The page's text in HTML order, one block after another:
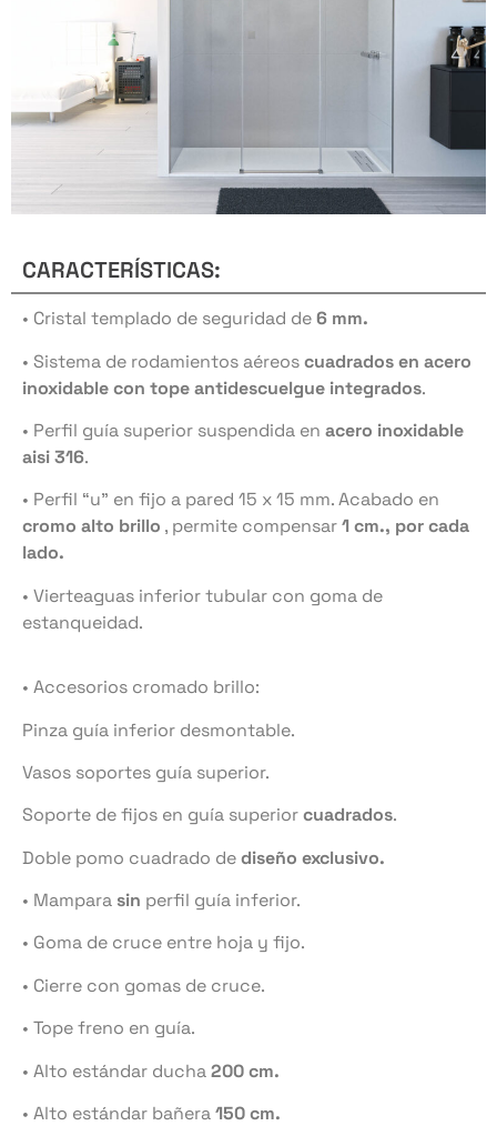
CARACTERÍSTICAS:
• Cristal templado de seguridad de6 mm.
• Sistema de rodamientos aéreoscuadrados en acero
inoxidable con tope antidescuelgue integrados.
• Perfil guía superior suspendida en acero inoxidable
aisi 316.
• Perfil “u” en fijo a pared 15 x 15 mm. Acabado en
cromo alto brillo , permite compensar1 cm., por cada
lado.
• Vierteaguas inferior tubular con goma de
estanqueidad.
• Accesorios cromado brillo:
Pinza guía inferior desmontable.
Vasos soportes guía superior.
Soporte de fijos en guía superiorcuadrados.
Doble pomo cuadrado dediseño exclusivo.
• Mampara sin perfil guía inferior.
• Goma de cruce entre hoja y fijo.
• Cierre con gomas de cruce.
• Tope freno en guía.
• Alto estándar ducha200 cm.
• Alto estándar bañera150 cm.